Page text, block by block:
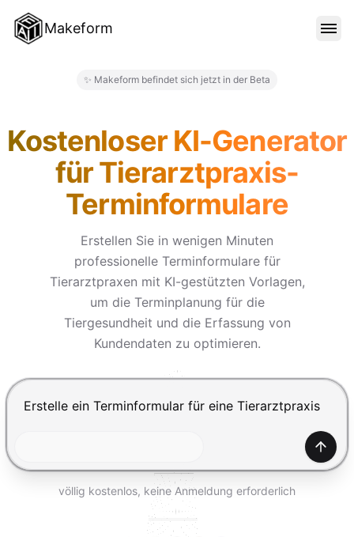
Makeform
BLOG
ANMELDEN
✨ Makeform befindet sich jetzt in der Beta
Kostenloser KI-Generator
für Tierarztpraxis-
Terminformulare
Erstellen Sie in wenigen Minuten
professionelle Terminformulare für
Tierarztpraxen mit KI-gestützten Vorlagen,
um die Terminplanung für die
Tiergesundheit und die Erfassung von
Kundendaten zu optimieren.
Drücke Enter zum Absenden, Shift+Enter für einen
völlig kostenlos, keine Anmeldung erforderlich